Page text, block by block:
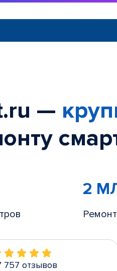
—
2
757 отзывов